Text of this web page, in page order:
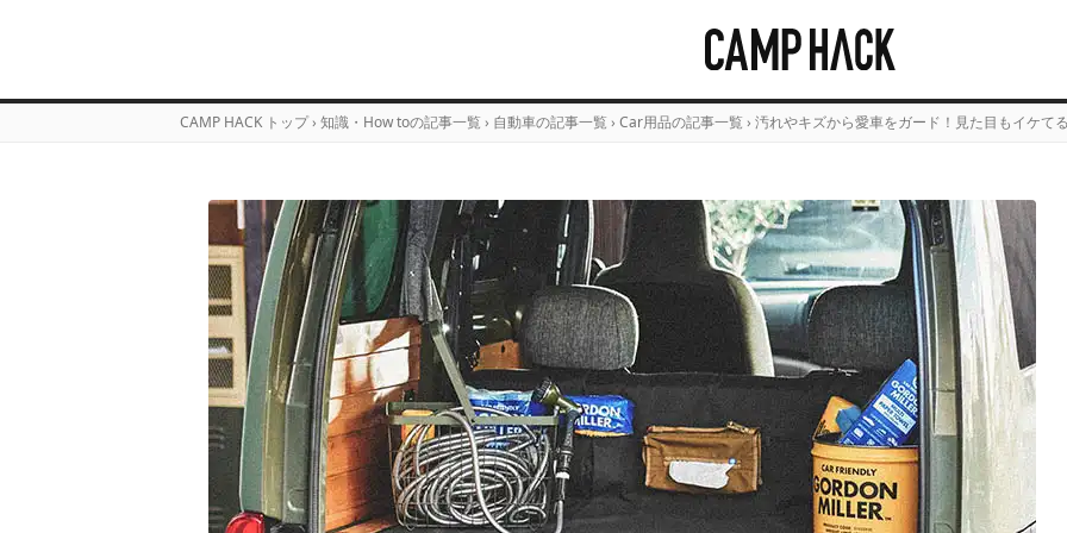
CAMP HACK トップ › 知識・How toの記事一覧 › 自動車の記事一覧 › Car用品の記事一覧 › 汚れやキズから愛車をガード！見た目もイケて